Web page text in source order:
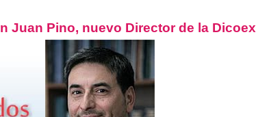
Juan Pino, nuevo Director de la Dicoex